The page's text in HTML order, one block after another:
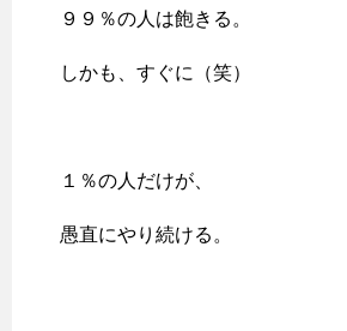
９９％の人は飽きる。
しかも、すぐに（笑）
１％の人だけが、
愚直にやり続ける。